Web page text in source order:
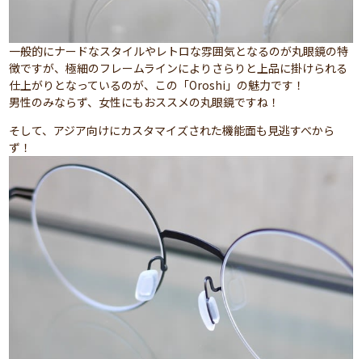
一般的にナードなスタイルやレトロな雰囲気となるのが丸眼鏡の特
徴ですが、極細のフレームラインによりさらりと上品に掛けられる
仕上がりとなっているのが、この「Oroshi」の魅力です！
男性のみならず、女性にもおススメの丸眼鏡ですね！
そして、アジア向けにカスタマイズされた機能面も見逃すべから
ず！